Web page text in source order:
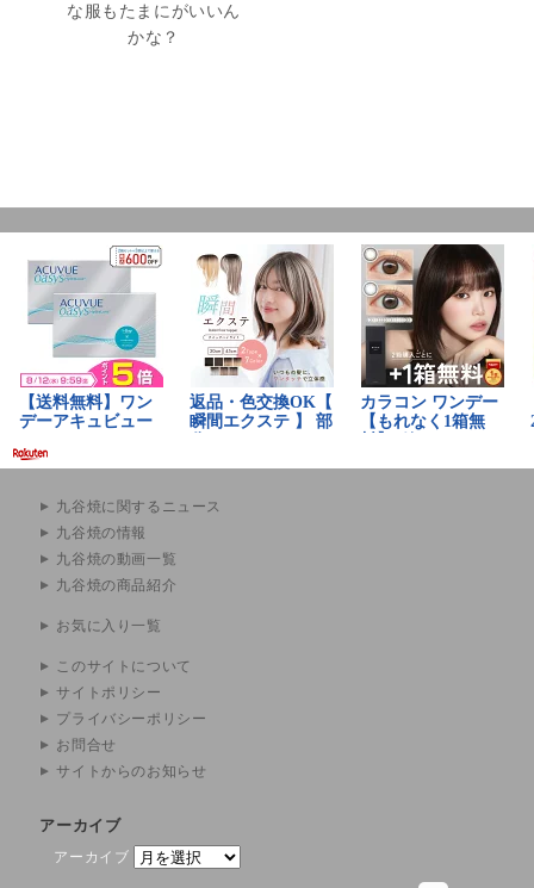
な服もたまにがいいん
かな？
九谷焼に関するニュース
九谷焼の情報
九谷焼の動画一覧
九谷焼の商品紹介
お気に入り一覧
このサイトについて
サイトポリシー
プライバシーポリシー
お問合せ
サイトからのお知らせ
アーカイブ
アーカイブ